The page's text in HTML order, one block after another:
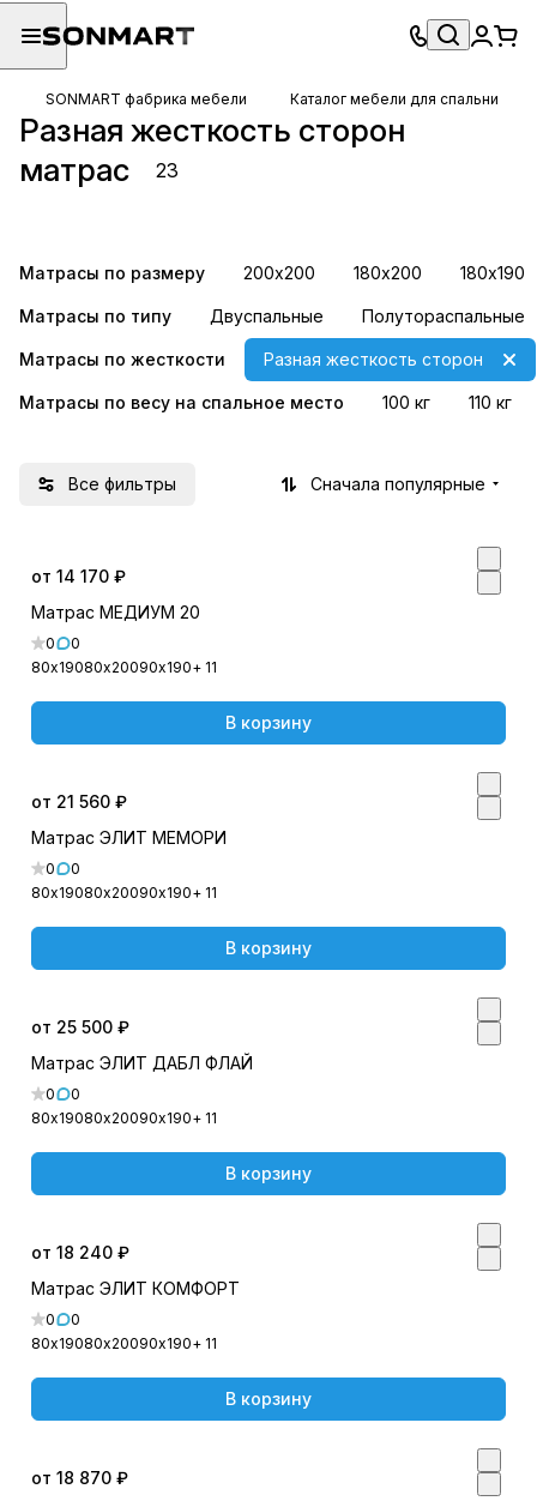
SONMART фабрика мебели Каталог мебели для спальни
Разная жесткость сторон
матрас
23
500 пружин на
спальное место
1000 пружин на
Матрасы по размеру 200х200 180х200 180х190
Матрасы по типу Двуспальные Полутораспальные
Матрасы по жесткости Разная жесткость сторон
Матрасы по весу на спальное место 100 кг 110 кг
Все фильтры Сначала популярные
от 14 170 ₽
Матрас МЕДИУМ 20
0
0
80х19080х20090х190+ 11
В корзину
от 21 560 ₽
Матрас ЭЛИТ МЕМОРИ
0
0
80х19080х20090х190+ 11
В корзину
от 25 500 ₽
Матрас ЭЛИТ ДАБЛ ФЛАЙ
0
0
80х19080х20090х190+ 11
В корзину
от 18 240 ₽
Матрас ЭЛИТ КОМФОРТ
0
0
80х19080х20090х190+ 11
В корзину
от 18 870 ₽